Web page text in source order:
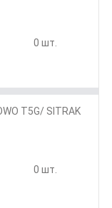
0 шт.
T5G/ SITRAK
0 шт.